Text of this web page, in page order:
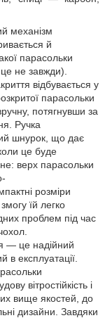
механізм
й
парасольки
не завжди).
відбувається у
парасольки
потягнувши за
Ручка
шнурок, що дає
це буде
верх парасольки
розміри
їй легко
проблем під час
— це надійний
в експлуатації.
вітростійкість і
вище якостей, до
дизайни. Завдяки